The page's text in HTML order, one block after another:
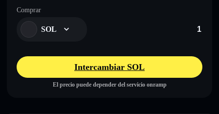
Comprar
SOL
Intercambiar SOL
El precio puede depender del servicio onramp